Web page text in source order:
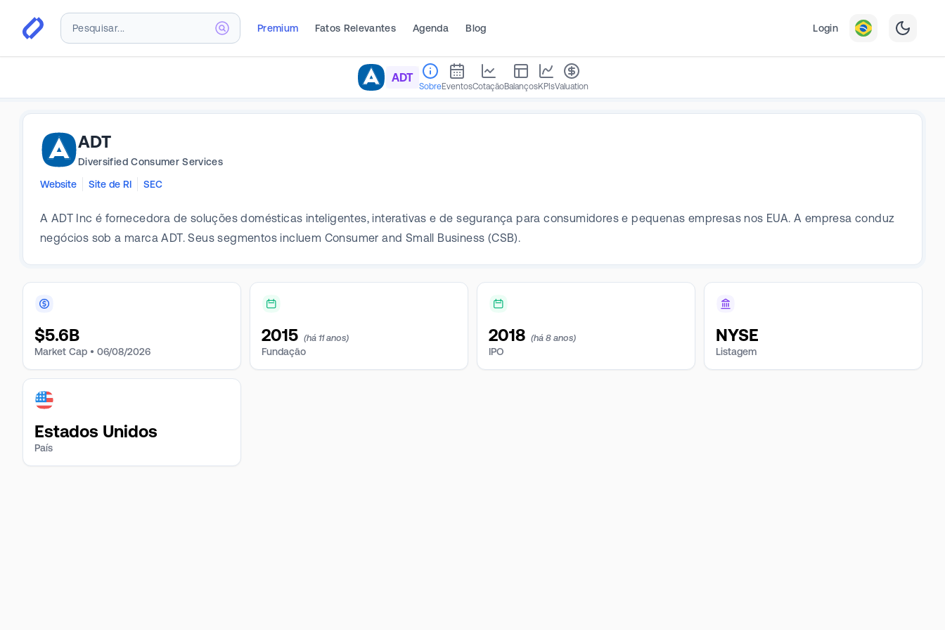
Premium Fatos Relevantes Agenda Blog Login
ADT
SobreEventosCotaçãoBalançosKPIsValuation
ADT
Diversified Consumer Services
Website
Site de RI SEC
A ADT Inc é fornecedora de soluções domésticas inteligentes, interativas e de segurança para consumidores e pequenas empresas nos EUA. A empresa conduz
negócios sob a marca ADT. Seus segmentos incluem Consumer and Small Business (CSB).
$5.6B
Market Cap • 06/08/2026
2015 (há 11 anos)
Fundação
2018 (há 8 anos)
IPO
NYSE
Listagem
Estados Unidos
País